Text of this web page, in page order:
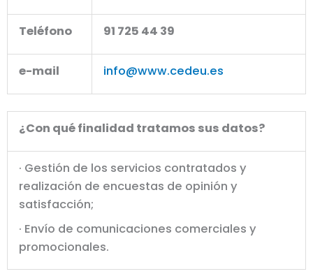
Teléfono 91 725 44 39
e-mail info@www.cedeu.es
¿Con qué finalidad tratamos sus datos?
· Gestión de los servicios contratados y
realización de encuestas de opinión y
satisfacción;
· Envío de comunicaciones comerciales y
promocionales.